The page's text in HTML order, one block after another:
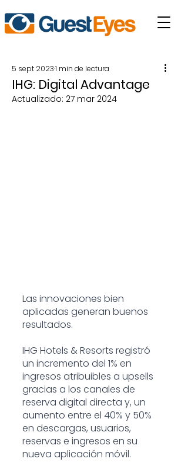
IHG: Digital Advantage
5 sept 20231 min de lectura
Actualizado: 27 mar 2024
Las innovaciones bien
aplicadas generan buenos
resultados.
IHG Hotels & Resorts registró
un incremento del 1% en
ingresos atribuibles a upsells
gracias a los canales de
reserva digital directa y, un
aumento entre el 40% y 50%
en descargas, usuarios,
reservas e ingresos en su
nueva aplicación móvil.